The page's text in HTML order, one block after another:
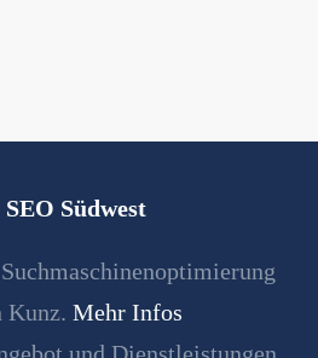
Südwest
Kunz. Mehr Infos